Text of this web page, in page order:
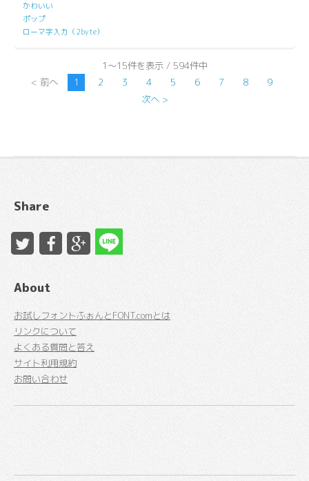
かわいい
ポップ
ローマ字入力（2byte）
1～15件を表示 / 594件中
< 前へ
1 2 3 4 5 6 7 8
9
次へ >
Share
About
お試しフォントふぉんとFONT.comとは
リンクについて
よくある質問と答え
サイト利用規約
お問い合わせ